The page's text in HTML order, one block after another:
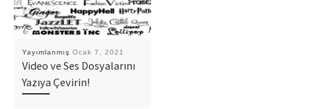
Yayımlanmış Ocak 7, 2021
Video ve Ses Dosyalarını
Yazıya Çevirin!